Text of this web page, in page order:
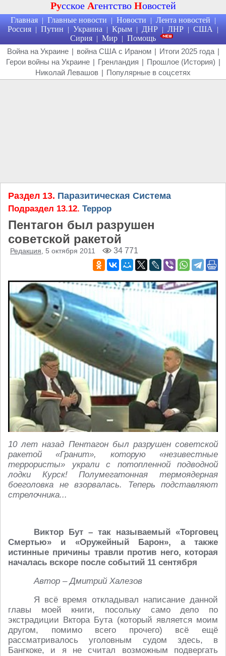
Русское Агентство Новостей
Главная | Главные новости | Новости | Лента новостей |
Россия | Путин | Украина | Крым | ДНР | ЛНР | США |
Сирия | Мир | Помощь
Война на Украине | война США с Ираном | Итоги 2025 года |
Герои войны на Украине | Гренландия | Прошлое (История) |
Николай Левашов | Популярные в соцсетях
Раздел 13. Паразитическая Система
Подраздел 13.12. Террор
Пентагон был разрушен
советской ракетой
Редакция , 5 октября 2011 34 771
10 лет назад Пентагон был разрушен советской
ракетой «Гранит», которую «незивестные
террористы» украли с потопленной подводной
лодки Курск! Полумегатонная термоядерная
боеголовка не взорвалась. Теперь подставляют
стрелочника...
Виктор Бут – так называемый «Торговец
Смертью» и «Оружейный Барон», а также
истинные причины травли против него, которая
началась вскоре после событий 11 сентября
Автор – Дмитрий Халезов
Я всё время откладывал написание данной
главы моей книги, посольку само дело по
экстрадиции Вктора Бута (который является моим
другом, помимо всего прочего) всё ещё
рассматривалось уголовным судом здесь, в
Бангкоке, и я не считал возможным подвергать